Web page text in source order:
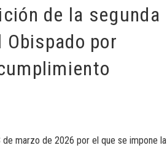
de la segunda
por
marzo de 2026 por el que se impone la